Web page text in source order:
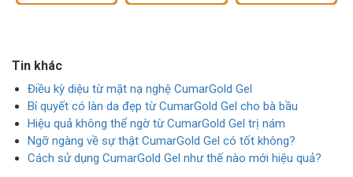
Tin khác
Điều kỳ diệu từ mặt nạ nghệ CumarGold Gel
Bí quyết có làn da đẹp từ CumarGold Gel cho bà bầu
Hiệu quả không thể ngờ từ CumarGold Gel trị nám
Ngỡ ngàng về sự thật CumarGold Gel có tốt không?
Cách sử dụng CumarGold Gel như thế nào mới hiệu quả?